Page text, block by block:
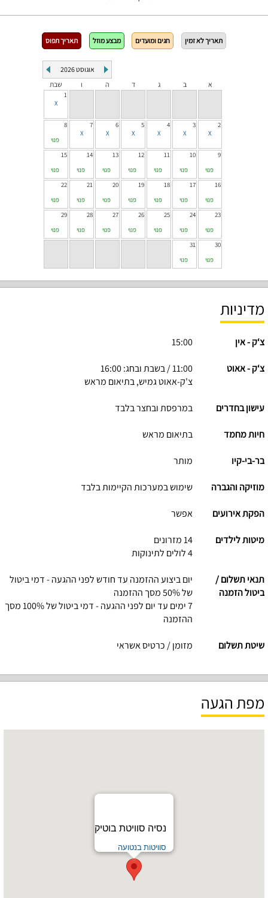
תאריך לא זמין חגים ומועדים מבצע מוזל תאריך תפוס
אוגוסט2026
א
ב ג ד ה ו שבת
1
2
3
4
5
6
7
8
פנוי
9
פנוי
10
פנוי
11
פנוי
12
פנוי
13
פנוי
14
פנוי
15
פנוי
16
פנוי
17
פנוי
18
פנוי
19
פנוי
20
פנוי
21
פנוי
22
פנוי
23
פנוי
24
פנוי
25
פנוי
26
פנוי
27
פנוי
28
פנוי
29
פנוי
30
פנוי
31
פנוי
מדיניות
צ‘ק - אין 15:00
צ‘ק - אאוט
11:00 / בשבת ובחג: 16:00
צ'ק-אאוט גמיש, בתיאום מראש
עישון בחדרים במרפסת ובחצר בלבד
חיות מחמד בתיאום מראש
בר-בי-קיו מותר
מוזיקה והגברה שימוש במערכות הקיימות בלבד
הפקת אירועים אפשר
מיטות לילדים
14 מזרונים
4 לולים לתינוקות
תנאי תשלום /
ביטול הזמנה
יום ביצוע ההזמנה עד חודש לפני ההגעה - דמי ביטול
של 50% מסך ההזמנה
7 ימים עד יום לפני ההגעה - דמי ביטול של 100% מסך
ההזמנה
שיטת תשלום מזומן / כרטיס אשראי
מפת הגעה
נסיה סוויטת בוטיק
סוויטות בנטועה